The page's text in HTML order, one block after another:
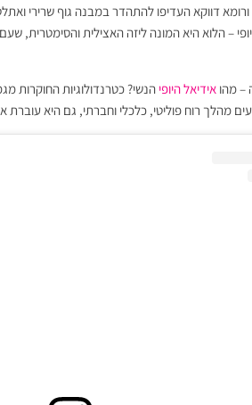
ורומא דווקא העדיפו להתהדר במבנה גוף שרירי
– הלוא היא המונה ליזה האצילית והסימטרית,
– מהו אידיאל היופי הנשי? כטרנדולוגיות החוקרות
מהלך רוח פוליטי, כלכלי וחברתי, גם היא עוברת